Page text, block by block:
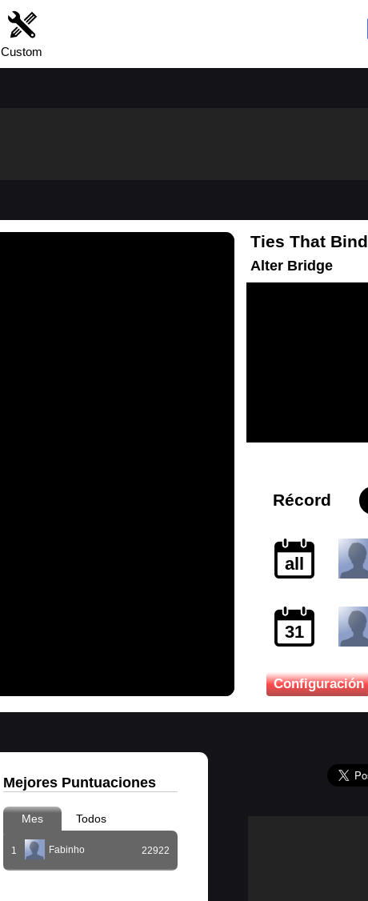
Custom
Ties That Bind
Alter Bridge
Récord
all
31
Configuración
Mejores Puntuaciones
Mes Todos
1 Fabinho 22922